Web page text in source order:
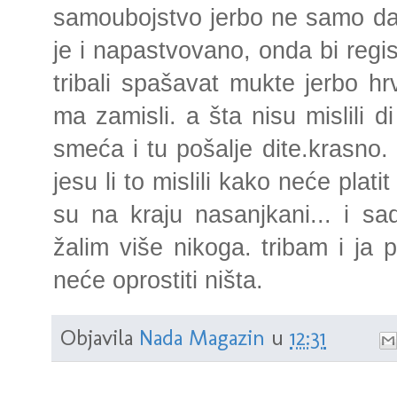
samoubojstvo jerbo ne samo
je i napastvovano, onda bi
tribali spašavat mukte jerbo
ma zamisli. a šta nisu mislili
smeća i tu pošalje
jesu li to mislili kako neće
su na kraju nasanjkani... i
žalim više nikoga. tribam i ja
neće oprostiti ništa.
Objavila Nada Magazin u 12:31